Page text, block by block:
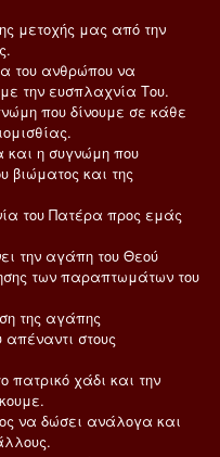
μετοχής μας από την
ανθρώπου να
την ευσπλαχνία Του.
που δίνουμε σε κάθε
η συγνώμη που
βιώματος και της
του Πατέρα προς εμάς
αγάπη του Θεού
των παραπτωμάτων του
της αγάπης
απέναντι στους
χάδι και την
να δώσει ανάλογα και